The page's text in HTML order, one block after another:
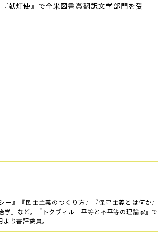
灯使』で全米図書賞翻訳文学部門を受
』『民主主義のつくり方』『保守主義とは何か』
学』など。『トクヴィル 平等と不平等の理論家』で
り書評委員。